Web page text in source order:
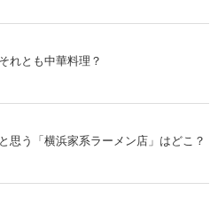
れとも中華料理？
思う「横浜家系ラーメン店」はどこ？